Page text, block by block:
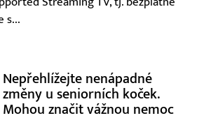
s...
Nepřehlížejte nenápadné
změny u seniorních koček.
Mohou značit vážnou nemoc